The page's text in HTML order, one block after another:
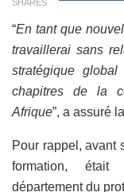
SHARES
“En tant que
travaillerai sans
stratégique
chapitres de la
Afrique”, a assuré
Pour rappel, avant
formation, était
département du